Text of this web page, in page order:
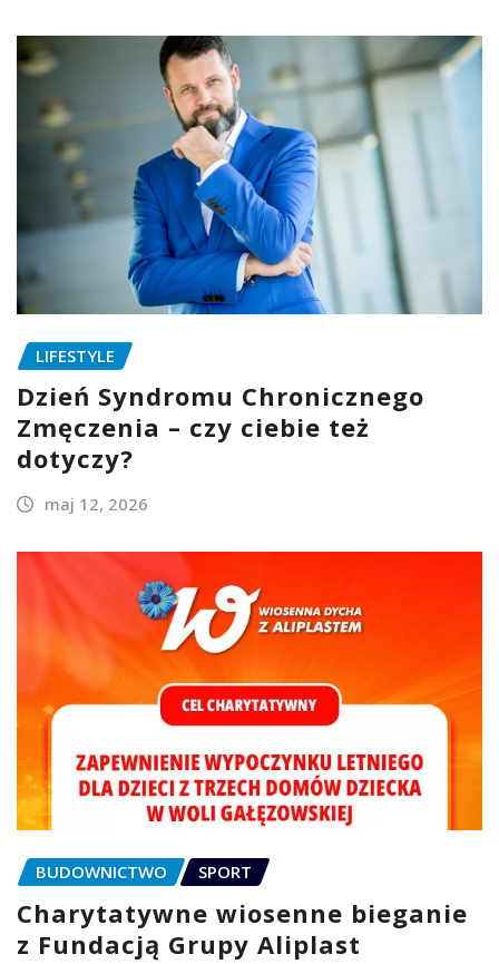
LIFESTYLE
Dzień Syndromu Chronicznego
Zmęczenia – czy ciebie też
dotyczy?
maj 12, 2026
BUDOWNICTWO SPORT
Charytatywne wiosenne bieganie
z Fundacją Grupy Aliplast